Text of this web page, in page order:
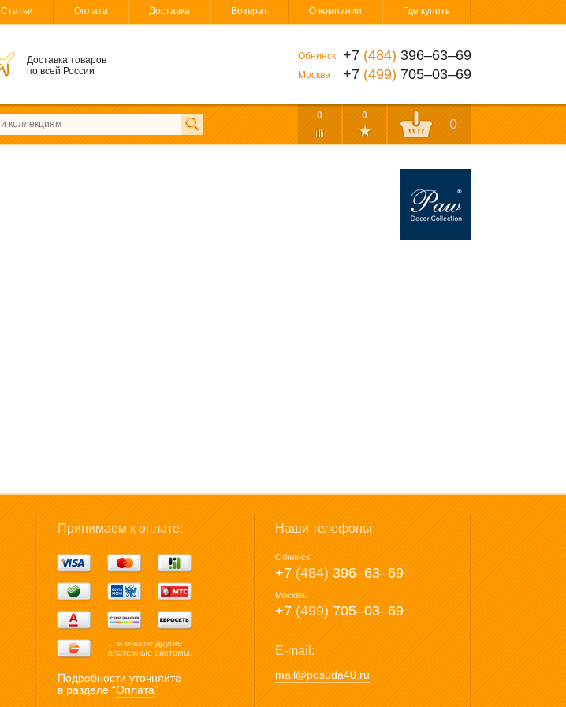
Статьи Оплата Доставка Возврат О компании Где купить
Доставка товаров
по всей России
Обнинск +7 (484) 396‒63‒69
Москва +7 (499) 705‒03‒69
0 0
0
Принимаем к оплате:
... и многие другие
платежные системы.
Подробности уточняйте
в разделе “Оплата”.
Наши телефоны:
Обнинск:
+7 (484) 396‒63‒69
Москва:
+7 (499) 705‒03‒69
E-mail:
mail@posuda40.ru